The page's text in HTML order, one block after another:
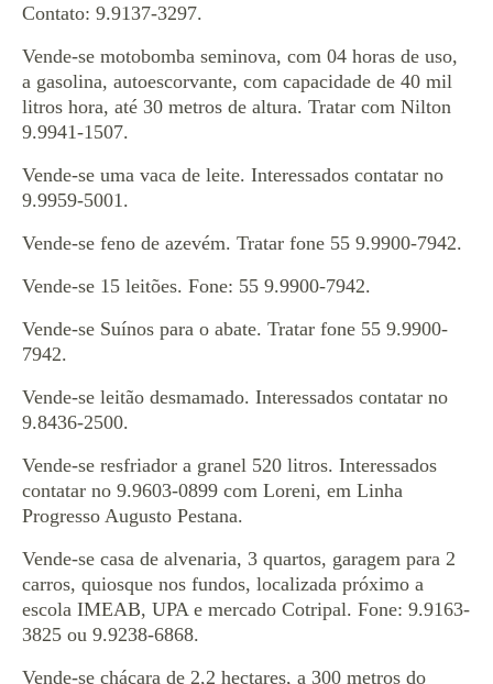
Contato: 9.9137-3297.
Vende-se motobomba seminova, com 04 horas de uso,
a gasolina, autoescorvante, com capacidade de 40 mil
litros hora, até 30 metros de altura. Tratar com Nilton
9.9941-1507.
Vende-se uma vaca de leite. Interessados contatar no
9.9959-5001.
Vende-se feno de azevém. Tratar fone 55 9.9900-7942.
Vende-se 15 leitões. Fone: 55 9.9900-7942.
Vende-se Suínos para o abate. Tratar fone 55 9.9900-
7942.
Vende-se leitão desmamado. Interessados contatar no
9.8436-2500.
Vende-se resfriador a granel 520 litros. Interessados
contatar no 9.9603-0899 com Loreni, em Linha
Progresso Augusto Pestana.
Vende-se casa de alvenaria, 3 quartos, garagem para 2
carros, quiosque nos fundos, localizada próximo a
escola IMEAB, UPA e mercado Cotripal. Fone: 9.9163-
3825 ou 9.9238-6868.
Vende-se chácara de 2,2 hectares, a 300 metros do